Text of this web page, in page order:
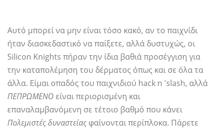
Αυτό μπορεί να μην είναι τόσο κακό, αν το παιχνίδι
ήταν διασκεδαστικό να παίξετε, αλλά δυστυχώς, οι
Silicon Knights πήραν την ίδια βαθιά προσέγγιση για
την καταπολέμηση του δέρματος όπως και σε όλα τα
άλλα. Είμαι οπαδός του παιχνιδιού hack n 'slash, αλλά
ΠΕΠΡΩΜΕΝΟ είναι περιορισμένη και
επαναλαμβανόμενη σε τέτοιο βαθμό που κάνει
Πολεμιστές δυναστείας φαίνονται περίπλοκα. Πάρετε